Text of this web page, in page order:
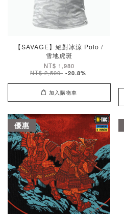
【SAVAGE】絕對冰涼 Polo /
雪地虎斑
NT$ 1,980
NT$ 2,500 -20.8%
加入購物車
優惠